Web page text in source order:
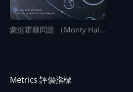
蒙提霍爾問題 （Monty Hall problem）
Metrics 評價指標